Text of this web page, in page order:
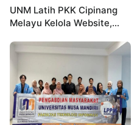
UNM Latih PKK Cipinang
Melayu Kelola Website,
Digital Masyarakat